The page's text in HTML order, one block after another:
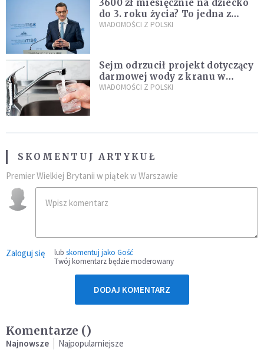
3600 zł miesięcznie na dziecko
do 3. roku życia? To jedna z
propozycji programu "Rozwój
WIADOMOŚCI Z POLSKI
Sejm odrzucił projekt dotyczący
darmowej wody z kranu w
restauracjach
WIADOMOŚCI Z POLSKI
SKOMENTUJ ARTYKUŁ
Premier Wielkiej Brytanii w piątek w Warszawie
Zaloguj się lub skomentuj jako Gość
Twój komentarz będzie moderowany
DODAJ KOMENTARZ
Komentarze ()
Najnowsze Najpopularniejsze